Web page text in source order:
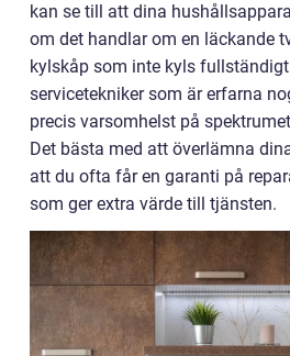
kan se till att dina
om det handlar om en läckande
kylskåp som inte kyls
servicetekniker som är erfarna
precis varsomhelst på
Det bästa med att överlämna
att du ofta får en garanti på
som ger extra värde till tjänsten.